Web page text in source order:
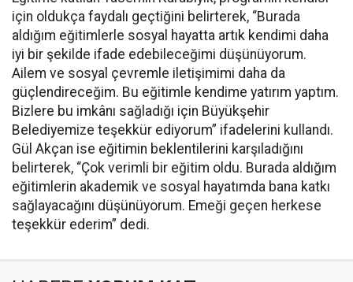
için oldukça faydalı geçtiğini belirterek, “Burada
aldığım eğitimlerle sosyal hayatta artık kendimi daha
iyi bir şekilde ifade edebileceğimi düşünüyorum.
Ailem ve sosyal çevremle iletişimimi daha da
güçlendireceğim. Bu eğitimle kendime yatırım yaptım.
Bizlere bu imkânı sağladığı için Büyükşehir
Belediyemize teşekkür ediyorum” ifadelerini kullandı.
Gül Akçan ise eğitimin beklentilerini karşıladığını
belirterek, “Çok verimli bir eğitim oldu. Burada aldığım
eğitimlerin akademik ve sosyal hayatımda bana katkı
sağlayacağını düşünüyorum. Emeği geçen herkese
teşekkür ederim” dedi.